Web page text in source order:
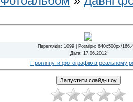
Переглядів: 1099 | Розміри: 640x500px/
Дата: 17.06.2012
Проглянути фотографію в реальному